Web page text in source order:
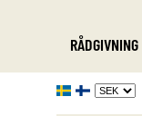
RÅDGIVNING